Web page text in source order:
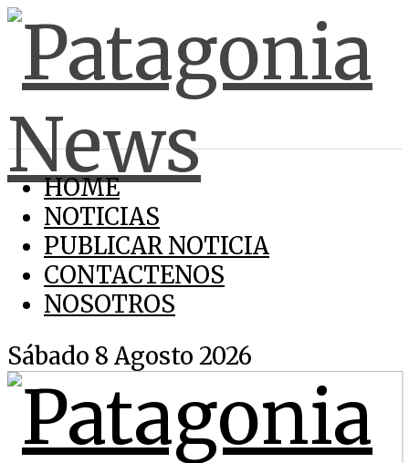
HOME
NOTICIAS
PUBLICAR NOTICIA
CONTACTENOS
NOSOTROS
Sábado 8 Agosto 2026